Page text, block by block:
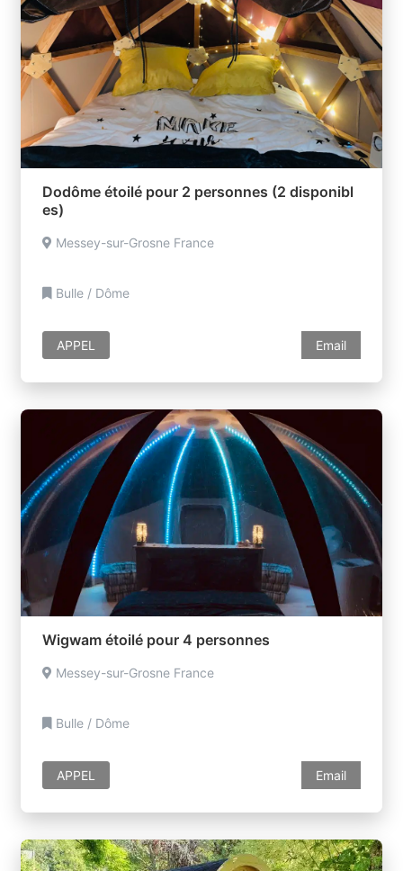
Dodôme étoilé pour 2 personnes (2 disponibl
es)
Messey-sur-Grosne France
Bulle / Dôme
APPEL Email
Wigwam étoilé pour 4 personnes
Messey-sur-Grosne France
Bulle / Dôme
APPEL Email